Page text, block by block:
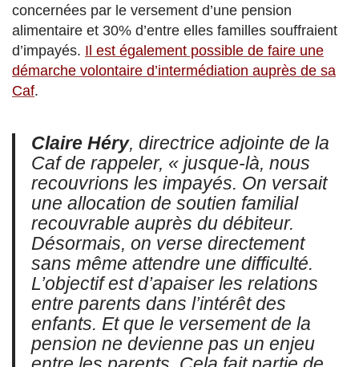
concernées par le versement d’une pension
alimentaire et 30% d’entre elles familles souffraient
d’impayés. Il est également possible de faire une
démarche volontaire d’intermédiation auprès de sa
Caf.
Claire Héry, directrice adjointe de la
Caf de rappeler, « jusque-là, nous
recouvrions les impayés. On versait
une allocation de soutien familial
recouvrable auprès du débiteur.
Désormais, on verse directement
sans même attendre une difficulté.
L’objectif est d’apaiser les relations
entre parents dans l’intérêt des
enfants. Et que le versement de la
pension ne devienne pas un enjeu